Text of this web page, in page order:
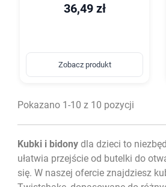
36,49 zł
Zobacz produkt
Pokazano 1-10 z 10 pozycji
Kubki i bidony dla dzieci to
ułatwia przejście od butelki do
się. W naszej ofercie znajdziesz